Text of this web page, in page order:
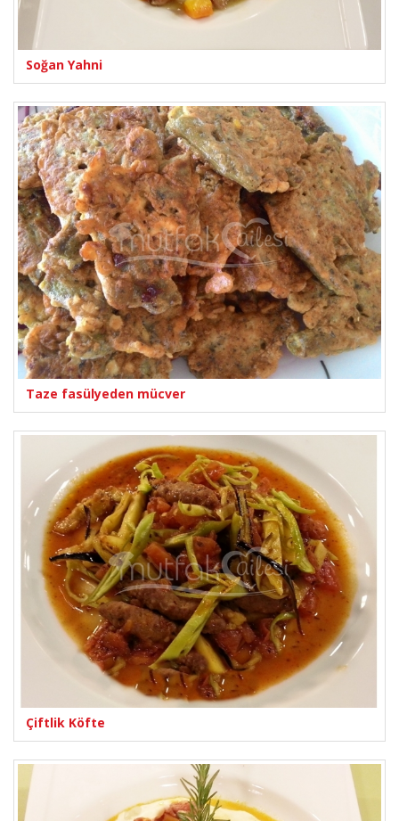
Soğan Yahni
Taze fasülyeden mücver
Çiftlik Köfte